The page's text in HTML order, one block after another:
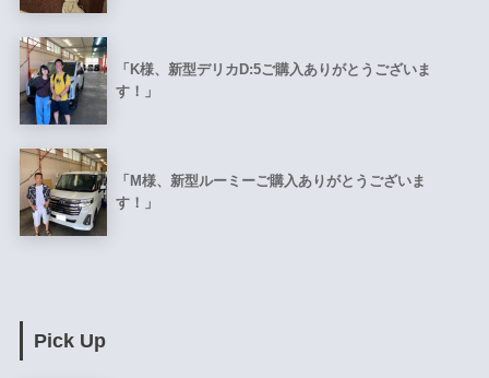
「K様、新型デリカD:5ご購入ありがとうございま
す！」
「M様、新型ルーミーご購入ありがとうございま
す！」
Pick Up